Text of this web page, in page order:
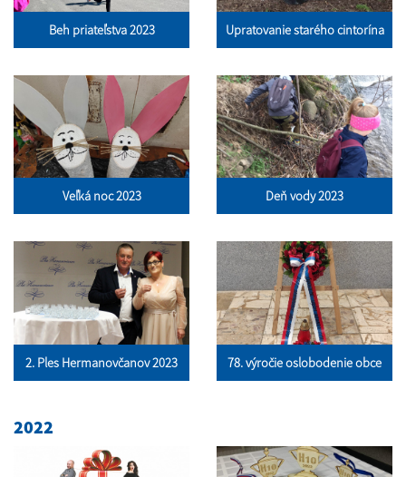
Beh priateľstva 2023 Upratovanie starého cintorína
Veľká noc 2023 Deň vody 2023
2. Ples Hermanovčanov 2023 78. výročie oslobodenie obce
2022